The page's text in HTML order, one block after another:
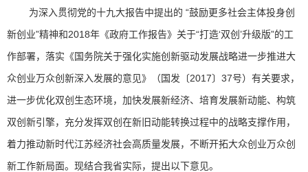
为深入贯彻党的十九大报告中提出的 “鼓励更多社会主体投身创
新创业”精神和2018年《政府工作报告》关于“打造‘双创’升级版”的工
作部署，落实《国务院关于强化实施创新驱动发展战略进一步推进大
众创业万众创新深入发展的意见》（国发〔2017〕37号）有关要求，
进一步优化双创生态环境，加快发展新经济、培育发展新动能、构筑
双创新引擎，充分发挥双创在新旧动能转换过程中的战略支撑作用，
着力推动新时代江苏经济社会高质量发展，不断开拓大众创业万众创
新工作新局面。现结合我省实际，提出以下意见。